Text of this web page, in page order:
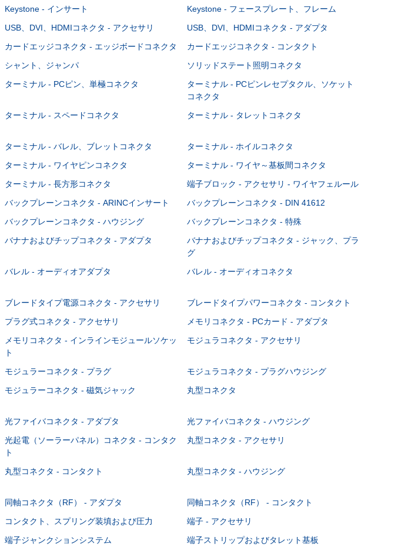
Keystone - インサート
Keystone - フェースプレート、フレーム
USB、DVI、HDMIコネクタ - アクセサリ
USB、DVI、HDMIコネクタ - アダプタ
カードエッジコネクタ - エッジボードコネクタ
カードエッジコネクタ - コンタクト
シャント、ジャンパ
ソリッドステート照明コネクタ
ターミナル - PCピン、単極コネクタ
ターミナル - PCピンレセプタクル、ソケット
コネクタ
ターミナル - スペードコネクタ ターミナル - タレットコネクタ
ターミナル - バレル、ブレットコネクタ
ターミナル - ホイルコネクタ
ターミナル - ワイヤピンコネクタ
ターミナル - ワイヤ～基板間コネクタ
ターミナル - 長方形コネクタ
端子ブロック - アクセサリ - ワイヤフェルール
バックプレーンコネクタ - ARINCインサート
バックプレーンコネクタ - DIN 41612
バックプレーンコネクタ - ハウジング
バックプレーンコネクタ - 特殊
バナナおよびチップコネクタ - アダプタ
バナナおよびチップコネクタ - ジャック、プラ
グ
バレル - オーディオアダプタ バレル - オーディオコネクタ
ブレードタイプ電源コネクタ - アクセサリ
ブレードタイプパワーコネクタ - コンタクト
プラグ式コネクタ - アクセサリ
メモリコネクタ - PCカード - アダプタ
メモリコネクタ - インラインモジュールソケッ
ト
モジュラコネクタ - アクセサリ
モジュラーコネクタ - プラグ
モジュラコネクタ - プラグハウジング
モジュラーコネクタ - 磁気ジャック 丸型コネクタ
光ファイバコネクタ - アダプタ
光ファイバコネクタ - ハウジング
光起電（ソーラーパネル）コネクタ - コンタク
ト
丸型コネクタ - アクセサリ
丸型コネクタ - コンタクト 丸型コネクタ - ハウジング
同軸コネクタ（RF） - アダプタ
同軸コネクタ（RF） - コンタクト
コンタクト、スプリング装填および圧力
端子 - アクセサリ
端子ジャンクションシステム 端子ストリップおよびタレット基板